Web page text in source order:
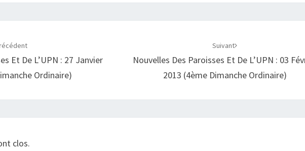
Et De L’UPN : 27 Janvier
Ordinaire)
Suivant
Nouvelles Des Paroisses Et De L’UPN : 03
2013 (4ème Dimanche Ordinaire)
clos.